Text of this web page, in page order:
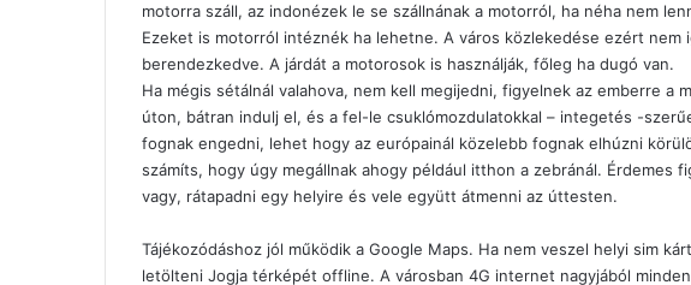
motorra száll, az indonézek le se szállnának a motorról, ha néha nem
Ezeket is motorról intéznék ha lehetne. A város közlekedése ezért nem
berendezkedve. A járdát a motorosok is használják, főleg ha dugó van.
Ha mégis sétálnál valahova, nem kell megijedni, figyelnek az emberre a
úton, bátran indulj el, és a fel-le csuklómozdulatokkal – integetés -
fognak engedni, lehet hogy az európainál közelebb fognak elhúzni
számíts, hogy úgy megállnak ahogy például itthon a zebránál. Érdemes
vagy, rátapadni egy helyire és vele együtt átmenni az úttesten.
Tájékozódáshoz jól működik a Google Maps. Ha nem veszel helyi sim
letölteni Jogja térképét offline. A városban 4G internet nagyjából